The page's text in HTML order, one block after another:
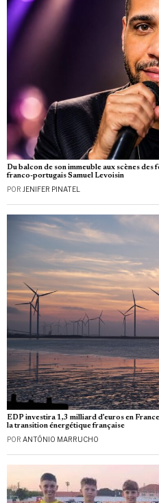
Du balcon de son immeuble aux scènes des
franco-portugais Samuel Levoisin
POR JENIFER PINATEL
EDP investira 1,3 milliard d’euros en
la transition énergétique française
POR ANTÓNIO MARRUCHO